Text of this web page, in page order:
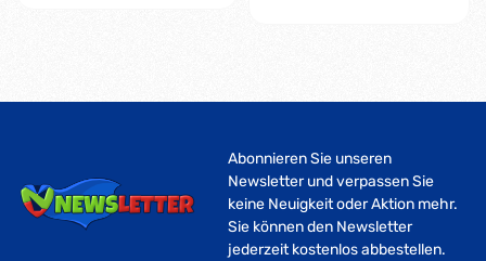
Abonnieren Sie unseren
Newsletter und verpassen Sie
keine Neuigkeit oder Aktion mehr.
Sie können den Newsletter
jederzeit kostenlos abbestellen.